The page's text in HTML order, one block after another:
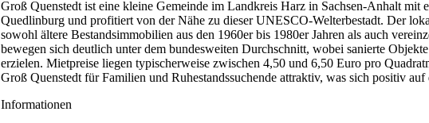
Groß Quenstedt ist eine kleine Gemeinde im Landkreis Harz in Sachsen-Anhalt
Quedlinburg und profitiert von der Nähe zu dieser UNESCO-Welterbestadt. Der
sowohl ältere Bestandsimmobilien aus den 1960er bis 1980er Jahren als auch
bewegen sich deutlich unter dem bundesweiten Durchschnitt, wobei sanierte
erzielen. Mietpreise liegen typischerweise zwischen 4,50 und 6,50 Euro pro
Groß Quenstedt für Familien und Ruhestandssuchende attraktiv, was sich positiv
Informationen